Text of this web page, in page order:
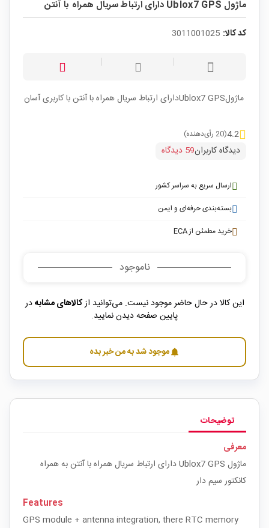
ماژول Ublox7 GPS دارای ارتباط سریال همراه با آنتن
کد کالا: 3011001025
ماژولUblox7 GPSدارای ارتباط سریال همراه با آنتن با کاربری آسان
4.2(20 رأی‌دهنده)
دیدگاه کاربران59 دیدگاه
ارسال سریع به سراسر کشور
بسته‌بندی حرفه‌ای و ایمن
خرید مطمئن از ECA
ناموجود
این کالا در حال حاضر موجود نیست. می‌توانید ازکالاهای مشابهدر
پایین صفحه دیدن نمایید.
notificationsموجود شد به من خبر بده
توضیحات
معرفی
ماژول Ublox7 GPS دارای ارتباط سریال همراه با آنتن به همراه
کانکتور سیم دار
Features
GPS module + antenna integration, there RTC memory